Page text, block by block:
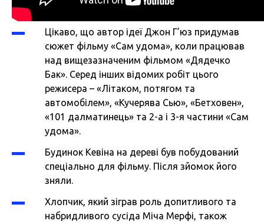
Цікаво, що автор ідеї Джон Г’юз придумав
сюжет фільму «Сам удома», коли працював
над вищезазначеним фільмом «Дядечко
Бак». Серед інших відомих робіт цього
режисера – «Літаком, потягом та
автомобілем», «Кучерява Сью», «Бетховен»,
«101 далматинець» та 2-а і 3-я частини «Сам
удома».
Будинок Кевіна на дереві був побудований
спеціально для фільму. Після зйомок його
зняли.
Хлопчик, який зіграв роль допитливого та
набридливого сусіда Міча Мерфі, також